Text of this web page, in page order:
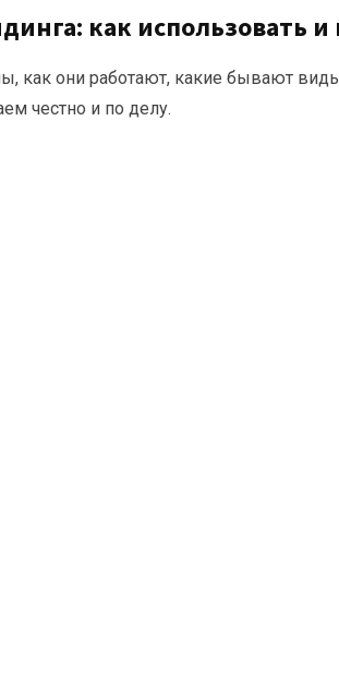
как использовать и
как они работают, какие бывают
честно и по делу.